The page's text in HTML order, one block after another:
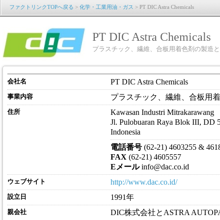
ファクトリンクTOPへ戻る > 化学・工業用油・ガス > PT DIC Astra Chemicals
PT DIC Astra Chemicals
プラスチック、繊維、合板用着色剤の製造
会社名 PT DIC Astra Chemicals
事業内容 プラスチック、繊維、合板用
住所
Kawasan Industri Mitrakarawang
Jl. Pulobuaran Raya Blok III, DD
Indonesia
電話番号 (62-21) 4603255 &
FAX (62-21) 4605557
Eメールinfo@dac.co.id
ウェブサイト http://www.dac.co.id/
設立日 1991年
親会社 DIC株式会社とASTRA